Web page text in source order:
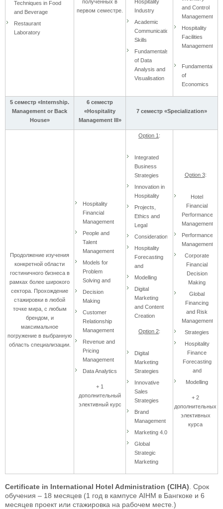
Techniques in Food
and Beverage
Restaurant
Laboratory
полученных в
первом семестре.
Hospitality
Industry
Academic
Communication
Skills
Fundamentals
of Data
Analysis and
Visualisation
and Control
Management
Hospitality
Facilities
Management
Fundamentals
of
Economics
5 семестр «Internship.
Management or Back
House»
6 семестр
«Hospitality
Management III»
7 семестр «Specialization»
Продолжение изучения
конкретной области
гостиничного бизнеса в
рамках более широкого
сектора. Прохождение
стажировки в любой
точке мира, с любым
брендом, и
максимальное
погружение в выбранную
область специализации.
Hospitality
Financial
Management
People and
Talent
Management
Models for
Problem
Solving and
Decision
Making
Customer
Relationship
Management
Revenue and
Pricing
Management
Data Analytics
+ 1
дополнительный
элективный курс
Option 1 :
Integrated
Business
Strategies
Innovation in
Hospitality
Projects,
Ethics and
Legal
Considerations
Hospitality
Forecasting
and
Modelling
Digital
Marketing
and Content
Creation
Option 2:
Digital
Marketing
Strategies
Innovative
Sales
Strategies
Brand
Management
Marketing 4.0
Global
Strategic
Marketing
Option 3:
Hotel
Financial
Performance
Management
Performance
Management
Corporate
Financial
Decision
Making
Global
Financing
and Risk
Management
Strategies
Hospitality
Finance
Forecasting
and
Modelling
+ 2
дополнительных
элективных
курса
Certificate in International Hotel Administration (CIHA) . Срок
обучения – 18 месяцев (1 год в кампусе AIHM в Бангкоке и 6
месяцев проект или стажировка на рабочем месте.)